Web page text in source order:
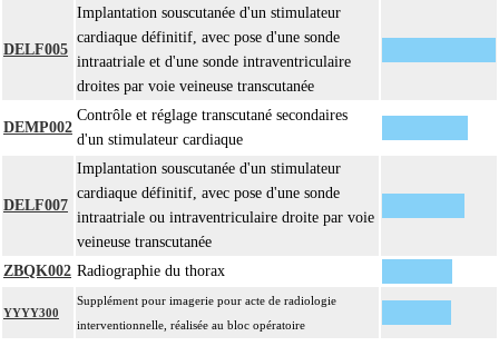
DELF005
Implantation souscutanée d'un stimulateur
cardiaque définitif, avec pose d'une sonde
intraatriale et d'une sonde intraventriculaire
droites par voie veineuse transcutanée
DEMP002
Contrôle et réglage transcutané secondaires
d'un stimulateur cardiaque
DELF007
Implantation souscutanée d'un stimulateur
cardiaque définitif, avec pose d'une sonde
intraatriale ou intraventriculaire droite par voie
veineuse transcutanée
ZBQK002 Radiographie du thorax
YYYY300
Supplément pour imagerie pour acte de radiologie
interventionnelle, réalisée au bloc opératoire